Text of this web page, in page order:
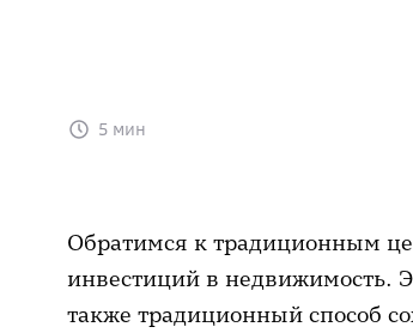
5 мин
Обратимся к традиционным
инвестиций в недвижимость.
также традиционный способ